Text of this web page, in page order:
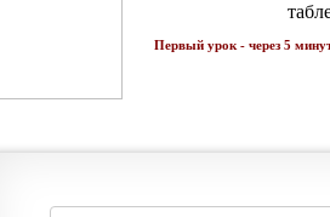
Еще рецепты
середине дня?